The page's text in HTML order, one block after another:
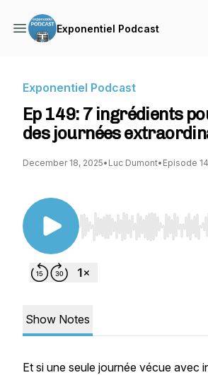
Exponentiel Podcast
Exponentiel Podcast
Ep 149: 7 ingrédients
des journées
December 18, 2025• Luc Dumont• Episode
Use Left/Right to seek,
Show Notes
Et si une seule journée vécue avec